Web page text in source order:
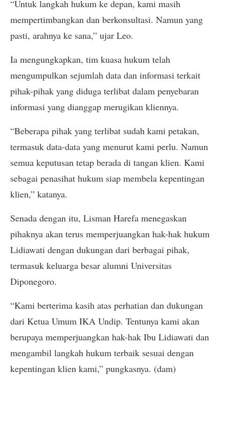
“Untuk langkah hukum ke depan, kami masih
mempertimbangkan dan berkonsultasi. Namun yang
pasti, arahnya ke sana,” ujar Leo.
Ia mengungkapkan, tim kuasa hukum telah
mengumpulkan sejumlah data dan informasi terkait
pihak-pihak yang diduga terlibat dalam penyebaran
informasi yang dianggap merugikan kliennya.
“Beberapa pihak yang terlibat sudah kami petakan,
termasuk data-data yang menurut kami perlu. Namun
semua keputusan tetap berada di tangan klien. Kami
sebagai penasihat hukum siap membela kepentingan
klien,” katanya.
Senada dengan itu, Lisman Harefa menegaskan
pihaknya akan terus memperjuangkan hak-hak hukum
Lidiawati dengan dukungan dari berbagai pihak,
termasuk keluarga besar alumni Universitas
Diponegoro.
“Kami berterima kasih atas perhatian dan dukungan
dari Ketua Umum IKA Undip. Tentunya kami akan
berupaya memperjuangkan hak-hak Ibu Lidiawati dan
mengambil langkah hukum terbaik sesuai dengan
kepentingan klien kami,” pungkasnya. (dam)